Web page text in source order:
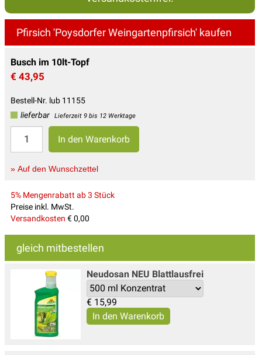
Pfirsich 'Poysdorfer Weingartenpfirsich' kaufen
Busch im 10lt-Topf
€ 43,95
Bestell-Nr. lub 11155
lieferbar
Lieferzeit 9 bis 12 Werktage
» Auf den Wunschzettel
5% Mengenrabatt ab 3 Stück
Preise inkl. MwSt.
Versandkosten € 0,00
gleich mitbestellen
Neudosan NEU Blattlausfrei
€ 15,99